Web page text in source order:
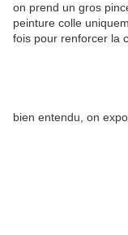
on prend un gros
peinture colle
fois pour renforcer la
bien entendu, on